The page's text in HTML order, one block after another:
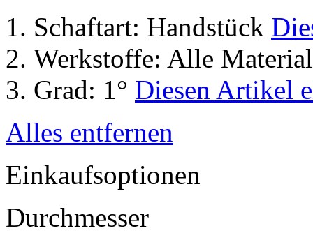
Schaftart: Handstück
Werkstoffe: Alle
Grad: 1° Diesen Artikel
Alles entfernen
Einkaufsoptionen
Durchmesser